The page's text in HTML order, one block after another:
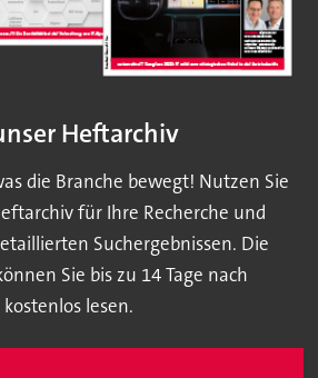
Heftarchiv
die Branche bewegt! Nutzen Sie
für Ihre Recherche und
Suchergebnissen. Die
Sie bis zu 14 Tage nach
lesen.